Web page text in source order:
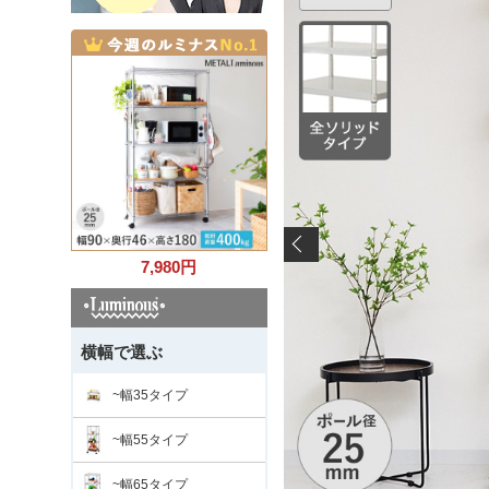
7,980円
横幅で選ぶ
~幅35タイプ
~幅55タイプ
~幅65タイプ